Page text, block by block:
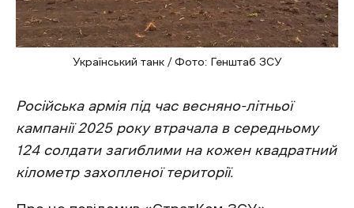
Український танк / Фото: Генштаб ЗСУ
Російська армія під час весняно-літньої
кампанії 2025 року втрачала в середньому
124 солдати загиблими на кожен квадратний
кілометр захопленої території.